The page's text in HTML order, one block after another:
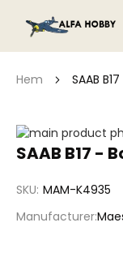
Hem SAAB
SAAB B17 -
SKU MAM-K4935
Manufacturer
Hoppa
till
bildgalleriet
Hoppa
av
bildgalleriet